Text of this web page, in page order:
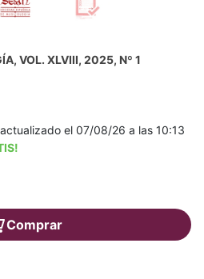
VOL. XLVIII, 2025, Nº 1
el 07/08/26 a las 10:13
Comprar